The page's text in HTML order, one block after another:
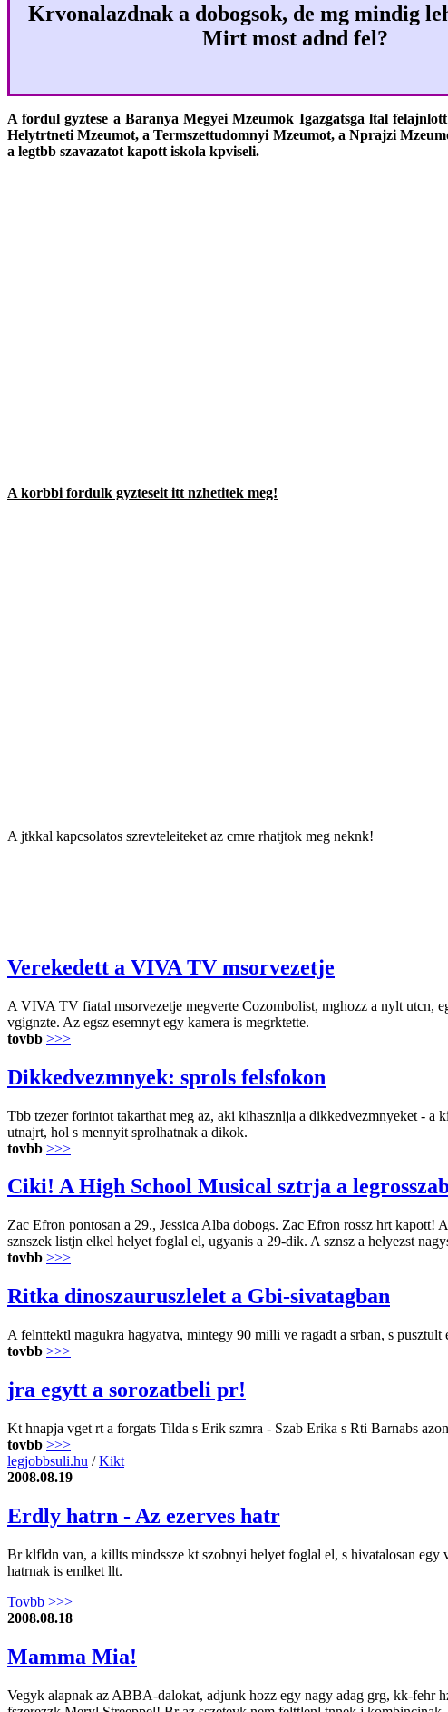
Krvonalazdnak a dobogsok, de mg mindig
Mirt most adnd fel?
A fordul gyztese a Baranya Megyei Mzeumok Igazgatsga ltal
Helytrtneti Mzeumot, a Termszettudomnyi Mzeumot, a Nprajzi
a legtbb szavazatot kapott iskola kpviseli.
A korbbi fordulk gyzteseit itt nzhetitek meg!
A jtkkal kapcsolatos szrevteleiteket az cmre rhatjtok meg neknk!
Verekedett a VIVA TV msorvezetje
A VIVA TV fiatal msorvezetje megverte Cozombolist, mghozz a nylt utcn,
vgignzte. Az egsz esemnyt egy kamera is megrktette.
tovbb >>>
Dikkedvezmnyek: sprols felsfokon
Tbb tzezer forintot takarthat meg az, aki kihasznlja a dikkedvezmnyeket - a
utnajrt, hol s mennyit sprolhatnak a dikok.
tovbb >>>
Ciki! A High School Musical sztrja a
Zac Efron pontosan a 29., Jessica Alba dobogs. Zac Efron rossz hrt
sznszek listjn elkel helyet foglal el, ugyanis a 29-dik. A sznsz a helyezst
tovbb >>>
Ritka dinoszauruszlelet a Gbi-sivatagban
A felnttektl magukra hagyatva, mintegy 90 milli ve ragadt a srban, s
tovbb >>>
jra egytt a sorozatbeli pr!
Kt hnapja vget rt a forgats Tilda s Erik szmra - Szab Erika s Rti Barnabs
tovbb >>>
legjobbsuli.hu /Kikt
2008.08.19
Erdly hatrn - Az ezerves hatr
Br klfldn van, a killts mindssze kt szobnyi helyet foglal el, s hivatalosan
hatrnak is emlket llt.
Tovbb >>>
2008.08.18
Mamma Mia!
Vegyk alapnak az ABBA-dalokat, adjunk hozz egy nagy adag grg, kk-fehr